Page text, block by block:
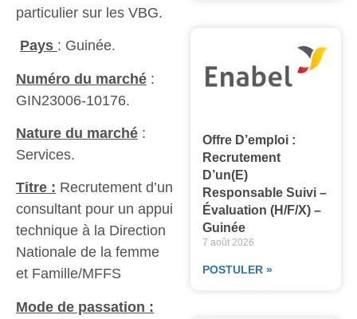
particulier sur les VBG.
Pays : Guinée.
Numéro du marché :
GIN23006-10176.
Nature du marché :
Services.
Titre : Recrutement d’un
consultant pour un appui
technique à la Direction
Nationale de la femme
et Famille/MFFS
Mode de passation :
Offre D’emploi :
Recrutement
D’un(e)
Responsable Suivi –
Évaluation (H/F/X) –
Guinée
7 août 2026
POSTULER »